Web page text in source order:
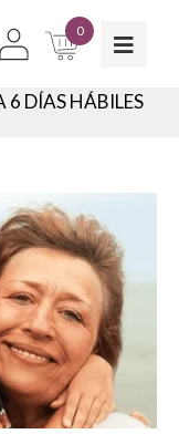
0
6 DÍAS HÁBILES